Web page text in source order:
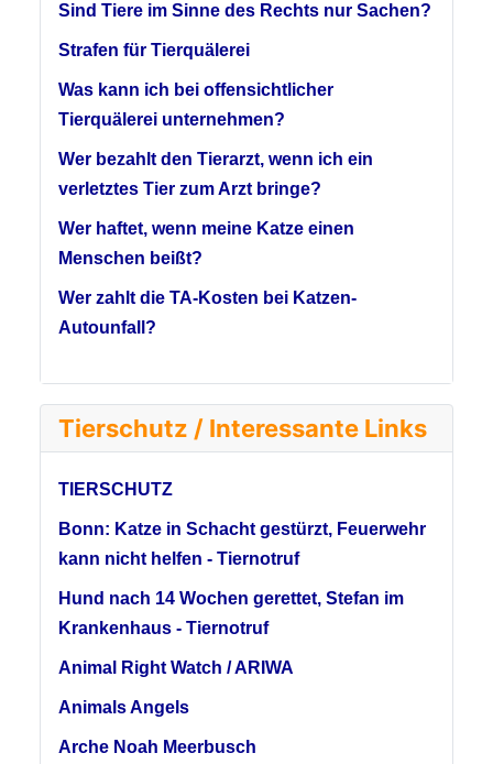
Sind Tiere im Sinne des Rechts nur Sachen?
Strafen für Tierquälerei
Was kann ich bei offensichtlicher
Tierquälerei unternehmen?
Wer bezahlt den Tierarzt, wenn ich ein
verletztes Tier zum Arzt bringe?
Wer haftet, wenn meine Katze einen
Menschen beißt?
Wer zahlt die TA-Kosten bei Katzen-
Autounfall?
Tierschutz / Interessante Links
TIERSCHUTZ
Bonn: Katze in Schacht gestürzt, Feuerwehr
kann nicht helfen - Tiernotruf
Hund nach 14 Wochen gerettet, Stefan im
Krankenhaus - Tiernotruf
Animal Right Watch / ARIWA
Animals Angels
Arche Noah Meerbusch